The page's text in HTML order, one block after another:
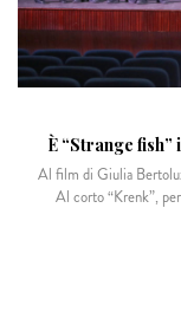
È “Strange
Al film di Giulia
Al corto “Krenk”,